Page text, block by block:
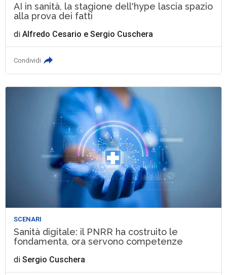
AI in sanità, la stagione dell'hype lascia spazio
alla prova dei fatti
diAlfredo Cesario eSergio Cuschera
Condividi
SCENARI
Sanità digitale: il PNRR ha costruito le
fondamenta, ora servono competenze
diSergio Cuschera